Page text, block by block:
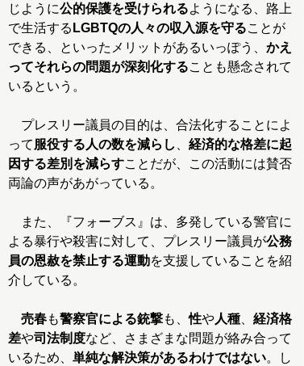
じように公的保護を受けられるようになる、路上
で生活する LGBTQの人々の収入源を守ることが
できる、といったメリットがあるいっぽう、 かえ
ってそれらの問題が深刻化することも懸念されて
いるという。
プレスリー議員の目的は、合法化することによ
って服役する人の数を減らし
経済的な格差に起
因する差別を減らすことだが、この活動には賛否
両論の声があがっている。
また、『フォーブス』は、多発している警官に
よる暴行や殺害に対して、プレスリー議員が公務
員の恩赦を禁止する運動を支援していることを紹
介している。
売春も警察官による銃撃も、性や人種
経済格
差や司法制度など、さまざまな問題が絡み合って
いるため、 単純な解決策があるわけではない。し